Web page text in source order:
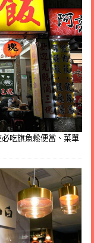
必吃旗魚鬆便當、菜單